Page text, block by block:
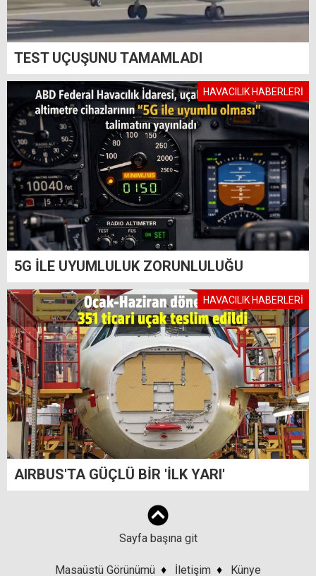
TEST UÇUŞUNU TAMAMLADI
HAVACILIK HABERLERİ
5G İLE UYUMLULUK ZORUNLULUĞU
HAVACILIK HABERLERİ
AIRBUS'TA GÜÇLÜ BİR 'İLK YARI'
Sayfa başına git
Masaüstü Görünümü ♦ İletişim ♦ Künye